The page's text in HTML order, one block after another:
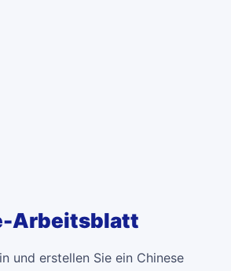
Arbeitsblatt
und erstellen Sie ein Chinese